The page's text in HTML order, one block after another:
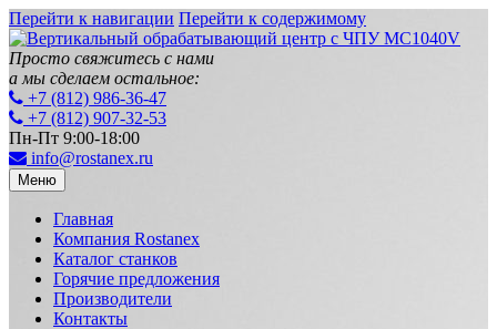
Перейти к навигации Перейти к содержимому
Просто свяжитесь с нами
а мы сделаем остальное:
+7 (812) 986-36-47
+7 (812) 907-32-53
Пн-Пт 9:00-18:00
info@rostanex.ru
Меню
Главная
Компания Rostanex
Каталог станков
Горячие предложения
Производители
Контакты